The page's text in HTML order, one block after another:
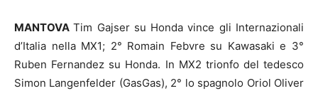
MANTOVATim Gajser su Honda vince gli Internazionali
d’Italia nella MX1; 2° Romain Febvre su Kawasaki e 3°
Ruben Fernandez su Honda. In MX2 trionfo del tedesco
Simon Langenfelder (GasGas), 2° lo spagnolo Oriol Oliver